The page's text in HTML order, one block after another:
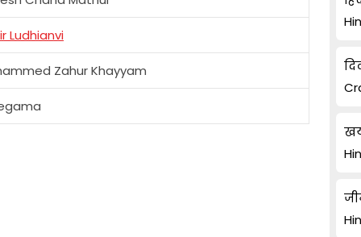
Ludhianvi
Zahur Khayyam